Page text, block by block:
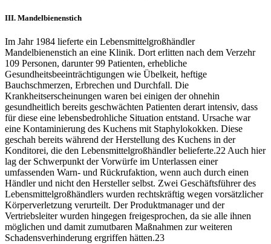
III. Mandelbienenstich
Im Jahr 1984 lieferte ein Lebensmittelgroßhändler
Mandelbienenstich an eine Klinik. Dort erlitten nach dem Verzehr
109 Personen, darunter 99 Patienten, erhebliche
Gesundheitsbeeinträchtigungen wie Übelkeit, heftige
Bauchschmerzen, Erbrechen und Durchfall. Die
Krankheitserscheinungen waren bei einigen der ohnehin
gesundheitlich bereits geschwächten Patienten derart intensiv, dass
für diese eine lebensbedrohliche Situation entstand. Ursache war
eine Kontaminierung des Kuchens mit Staphylokokken. Diese
geschah bereits während der Herstellung des Kuchens in der
Konditorei, die den Lebensmittelgroßhändler belieferte.22 Auch hier
lag der Schwerpunkt der Vorwürfe im Unterlassen einer
umfassenden Warn- und Rückrufaktion, wenn auch durch einen
Händler und nicht den Hersteller selbst. Zwei Geschäftsführer des
Lebensmittelgroßhändlers wurden rechtskräftig wegen vorsätzlicher
Körperverletzung verurteilt. Der Produktmanager und der
Vertriebsleiter wurden hingegen freigesprochen, da sie alle ihnen
möglichen und damit zumutbaren Maßnahmen zur weiteren
Schadensverhinderung ergriffen hätten.23